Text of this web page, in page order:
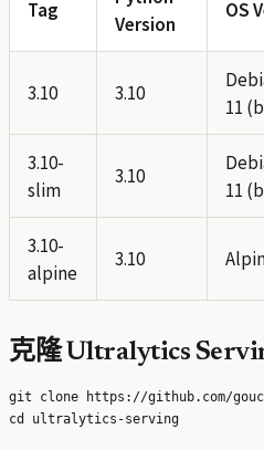
Tag
Version
OS
3.10 3.10
11
3.10-
slim
3.10
11
3.10-
alpine
3.10
克隆 Ultralytics
git clone https://github.com/